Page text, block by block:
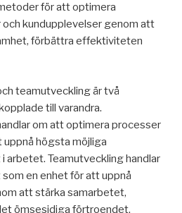
för att optimera
kundupplevelser genom att
förbättra effektiviteten
teamutveckling är två
till varandra.
om att optimera processer
högsta möjliga
Teamutveckling handlar
en enhet för att uppnå
att stärka samarbetet,
ömsesidiga förtroendet.